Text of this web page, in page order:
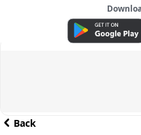
Back